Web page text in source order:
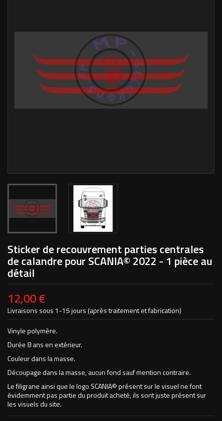
Sticker de recouvrement parties centrales
de calandre pour SCANIA© 2022 - 1 pièce au
détail
12,00 €
Livraisons sous 1-15 jours (après traitement et fabrication)
Vinyle polymère.
Durée 8 ans en extérieur.
Couleur dans la masse.
Découpage dans la masse, aucun fond sauf mention contraire.
Le filigrane ainsi que le logo SCANIA© présent sur le visuel ne font
évidemment pas partie du produit acheté, ils sont juste présent sur
les visuels du site.